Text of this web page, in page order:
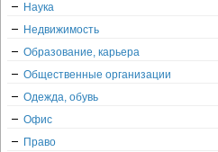
Наука
Недвижимость
Образование, карьера
Общественные организации
Одежда, обувь
Офис
Право